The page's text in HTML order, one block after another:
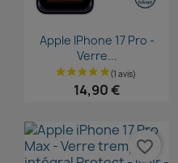
Aperçu rapide
Apple IPhone 17 Pro -
Verre...
14,90 €
favorite_border